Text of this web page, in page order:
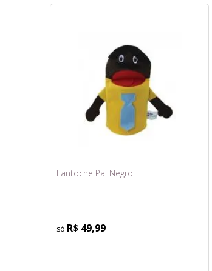
Fantoche Pai Negro
R$ 49,99